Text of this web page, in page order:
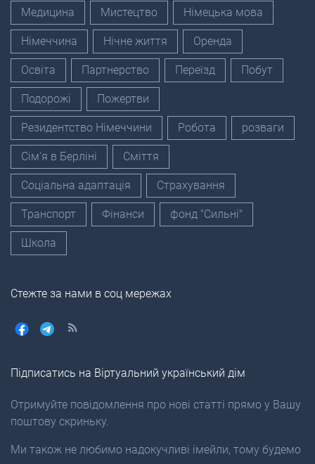
Медицина Мистецтво Німецька мова
Німеччина Нічне життя Оренда
Освіта Партнерство Переїзд Побут
Подорожі Пожертви
Резидентство Німеччини Робота розваги
Сім'я в Берліні Сміття
Соціальна адаптація Страхування
Транспорт Фінанси фонд "Сильні"
Школа
Стежте за нами в соц мережах
Підписатись на Віртуальний український дім
Отримуйте повідомлення про нові статті прямо у Вашу
поштову скриньку.
Ми також не любимо надокучливі імейли, тому будемо